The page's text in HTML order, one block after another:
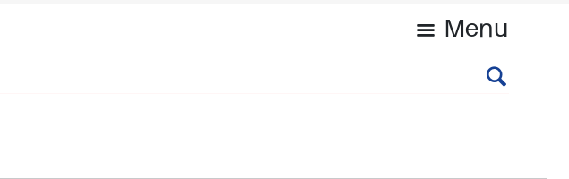
Menu